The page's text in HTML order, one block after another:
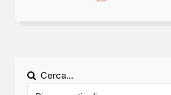
Cerca...